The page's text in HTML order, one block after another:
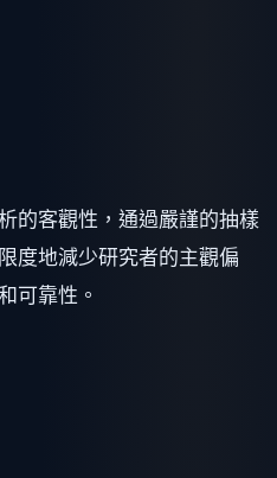
的客觀性，通過嚴謹的抽樣
度地減少研究者的主觀偏
可靠性。